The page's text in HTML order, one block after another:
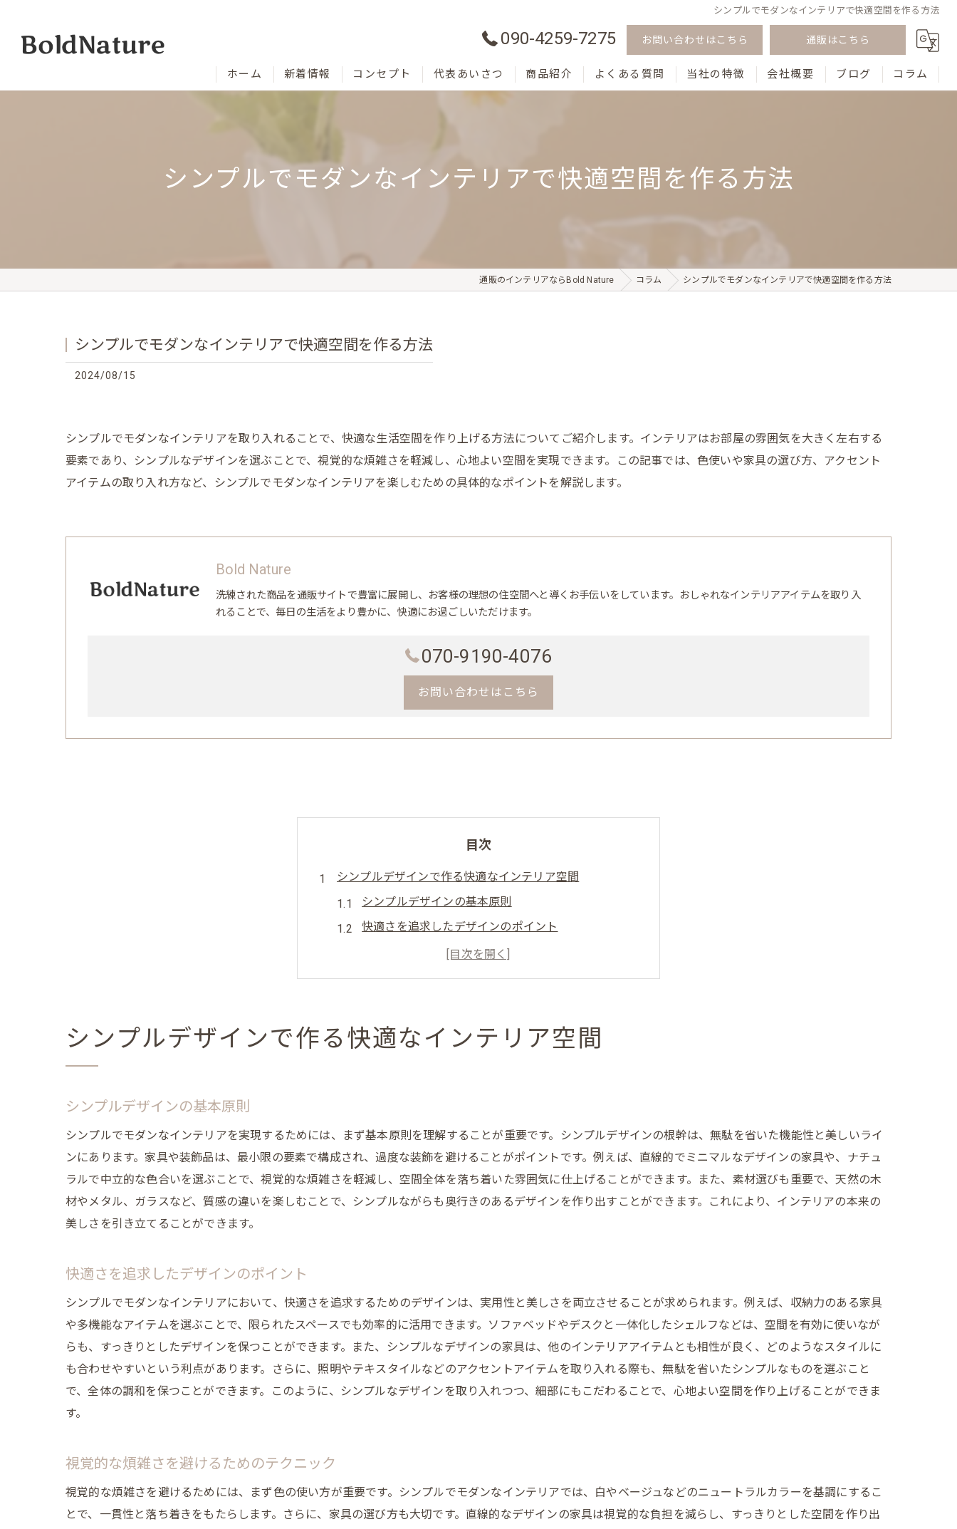
シンプルでモダンなインテリアで快適空間を作る方法
090-4259-7275 お問い合わせはこちら 通販はこちら
ホーム 新着情報 コンセプト 代表あいさつ 商品紹介 よくある質問 当社の特徴
テーブル
会社概要 ブログ コラム
シンプルでモダンなインテリアで快適空間を作る方法
通販のインテリアならBold Nature コラム シンプルでモダンなインテリアで快適空間を作る方法
シンプルでモダンなインテリアで快適空間を作る方法
2024/08/15
シンプルでモダンなインテリアを取り入れることで、快適な生活空間を作り上げる方法についてご紹介します。インテリアはお部屋の雰囲気を大きく左右する
要素であり、シンプルなデザインを選ぶことで、視覚的な煩雑さを軽減し、心地よい空間を実現できます。この記事では、色使いや家具の選び方、アクセント
アイテムの取り入れ方など、シンプルでモダンなインテリアを楽しむための具体的なポイントを解説します。
Bold Nature
洗練された商品を通販サイトで豊富に展開し、お客様の理想の住空間へと導くお手伝いをしています。おしゃれなインテリアアイテムを取り入
れることで、毎日の生活をより豊かに、快適にお過ごしいただけます。
070-9190-4076
お問い合わせはこちら
目次
シンプルデザインで作る快適なインテリア空間
シンプルデザインの基本原則
快適さを追求したデザインのポイント
視覚的な煩雑さを避けるためのテクニック
シンプルな素材と仕上げの選び方
シンプルデザインの持続可能性と長所
視覚的煩雑さを軽減するインテリアの選び方
アクセサリーの取り入れ方の工夫
収納方法の工夫でスッキリ空間を実現
モノトーンカラーの活用法
視覚的煩雑さを避けるレイアウトのポイント
色のバランスで生まれる調和
モノトーンを基調としたコーディネート
色彩心理学を取り入れたインテリア
季節に合わせた色使いの変化
シンプルな家具選びで実現する快適な生活空間
収納力を兼ね備えた家具の選定
シンプルデザインで作る快適なインテリア空間
シンプルデザインの基本原則
シンプルでモダンなインテリアを実現するためには、まず基本原則を理解することが重要です。シンプルデザインの根幹は、無駄を省いた機能性と美しいライ
ンにあります。家具や装飾品は、最小限の要素で構成され、過度な装飾を避けることがポイントです。例えば、直線的でミニマルなデザインの家具や、ナチュ
ラルで中立的な色合いを選ぶことで、視覚的な煩雑さを軽減し、空間全体を落ち着いた雰囲気に仕上げることができます。また、素材選びも重要で、天然の木
材やメタル、ガラスなど、質感の違いを楽しむことで、シンプルながらも奥行きのあるデザインを作り出すことができます。これにより、インテリアの本来の
美しさを引き立てることができます。
快適さを追求したデザインのポイント
シンプルでモダンなインテリアにおいて、快適さを追求するためのデザインは、実用性と美しさを両立させることが求められます。例えば、収納力のある家具
や多機能なアイテムを選ぶことで、限られたスペースでも効率的に活用できます。ソファベッドやデスクと一体化したシェルフなどは、空間を有効に使いなが
らも、すっきりとしたデザインを保つことができます。また、シンプルなデザインの家具は、他のインテリアアイテムとも相性が良く、どのようなスタイルに
も合わせやすいという利点があります。さらに、照明やテキスタイルなどのアクセントアイテムを取り入れる際も、無駄を省いたシンプルなものを選ぶこと
で、全体の調和を保つことができます。このように、シンプルなデザインを取り入れつつ、細部にもこだわることで、心地よい空間を作り上げることができま
す。
視覚的な煩雑さを避けるためのテクニック
視覚的な煩雑さを避けるためには、まず色の使い方が重要です。シンプルでモダンなインテリアでは、白やベージュなどのニュートラルカラーを基調にするこ
とで、一貫性と落ち着きをもたらします。さらに、家具の選び方も大切です。直線的なデザインの家具は視覚的な負担を減らし、すっきりとした空間を作り出